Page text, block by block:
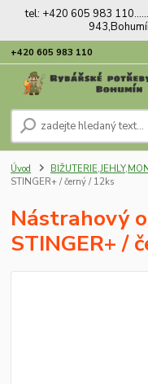
tel: +420 605 983
+420 605 983 110
Úvod
STINGER+ / černý / 12ks
Nástrahový
STINGER+ /